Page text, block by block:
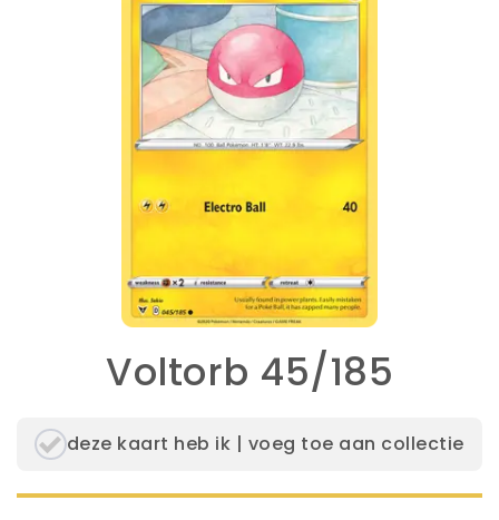
Voltorb 45/185
deze kaart heb ik | voeg toe aan collectie